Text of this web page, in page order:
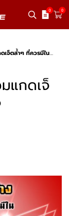
0 0
ล้ำๆ ที่ควรมีในปี 2026
แกดเจ็